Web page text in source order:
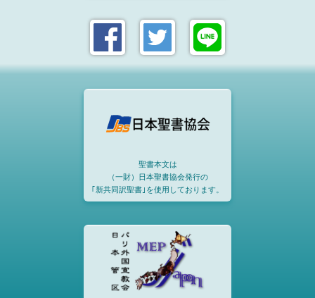
聖書本文は
（一財）日本聖書協会発行の
｢新共同訳聖書｣を使用しております。